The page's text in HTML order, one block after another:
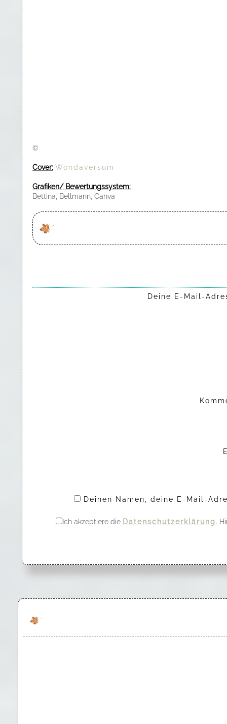
©
Cover: Wondaversum
Grafiken/ Bewertungssystem:
Bettina, Bellmann, Canva
Deine E-Mail-
Deinen Namen, deine E-Mail-
Ich akzeptiere die Datenschutzerklärung .